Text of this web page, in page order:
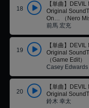
18
【単曲】
Original
On… （Nero
前馬 宏充
19
【単曲】
Original
（Game Edit）
Casey Edwards
20
【単曲】
Original
鈴木 幸太